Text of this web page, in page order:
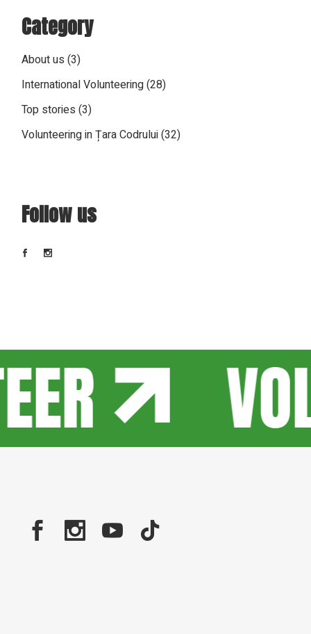
Category
About us (3)
International Volunteering(28)
Top stories (3)
Volunteering in Țara Codrului(32)
Follow us